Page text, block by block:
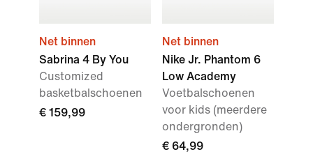
Net binnen
Sabrina 4 By You
Customized
basketbalschoenen
€ 159,99
Net binnen
Nike Jr. Phantom 6
Low Academy
Voetbalschoenen
voor kids (meerdere
ondergronden)
€ 64,99